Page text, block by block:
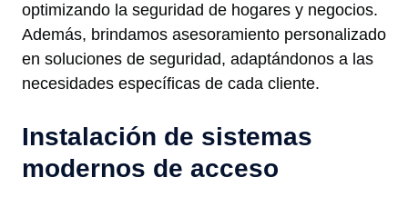
optimizando la seguridad de hogares y negocios.
Además, brindamos asesoramiento personalizado
en soluciones de seguridad, adaptándonos a las
necesidades específicas de cada cliente.
Instalación de sistemas
modernos de acceso